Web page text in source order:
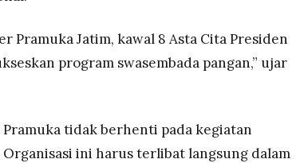
Pramuka Jatim, kawal 8 Asta Cita Presiden
program swasembada pangan,” ujar
tidak berhenti pada kegiatan
ini harus terlibat langsung dalam